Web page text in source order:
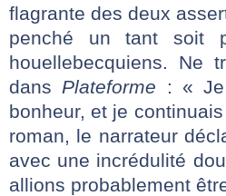
flagrante des deux
penché un tant soit
houellebecquiens. Ne
dans Plateforme : « Je
bonheur, et je
roman, le narrateur
avec une incrédulité
allions probablement